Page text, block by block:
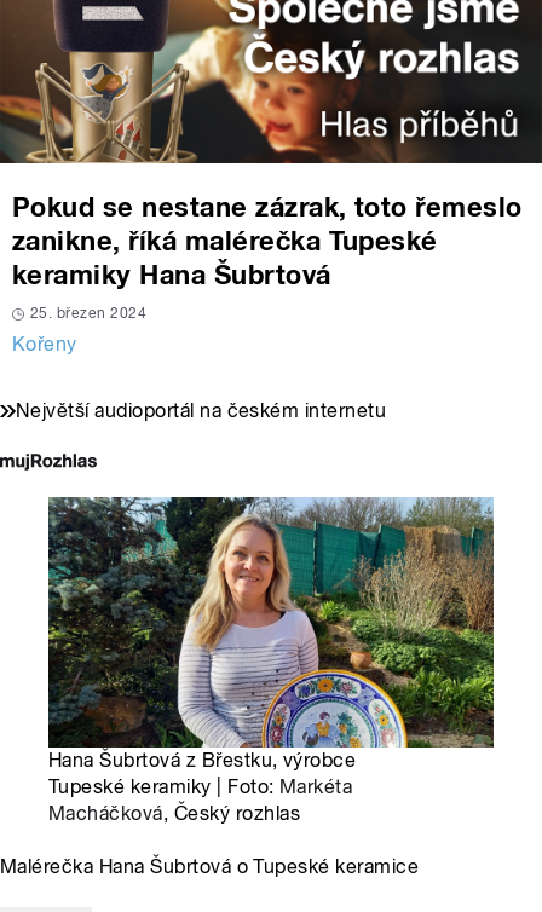
Pokud se nestane zázrak, toto řemeslo
zanikne, říká malérečka Tupeské
keramiky Hana Šubrtová
25. březen 2024
Kořeny
Největší audioportál na českém internetu
Hana Šubrtová z Břestku, výrobce
Tupeské keramiky | Foto: Markéta
Macháčková, Český rozhlas
Malérečka Hana Šubrtová o Tupeské keramice